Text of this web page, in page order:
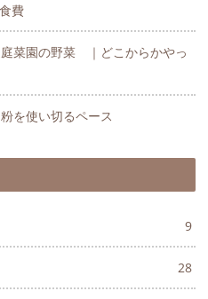
費
菜園の野菜 ｜どこからかやっ
を使い切るペース
9
28